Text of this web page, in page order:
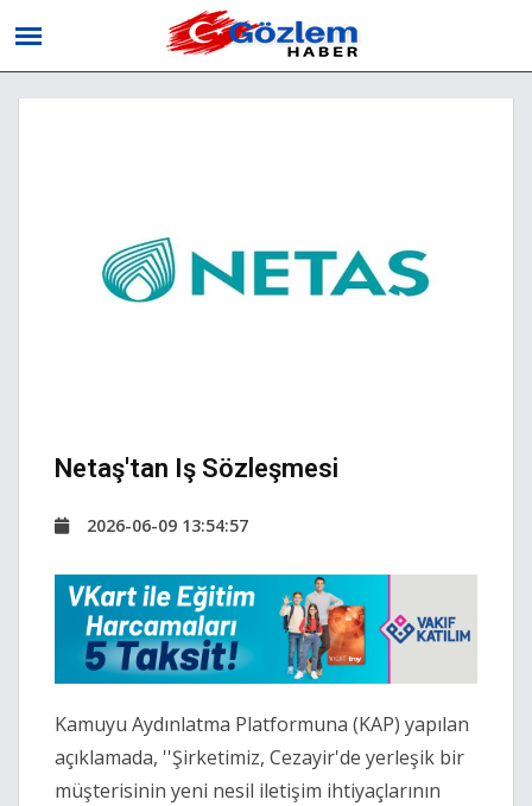
Netaş'tan Iş Sözleşmesi
2026-06-09 13:54:57
Kamuyu Aydınlatma Platformuna (KAP) yapılan
açıklamada, ''Şirketimiz, Cezayir'de yerleşik bir
müşterisinin yeni nesil iletişim ihtiyaçlarının